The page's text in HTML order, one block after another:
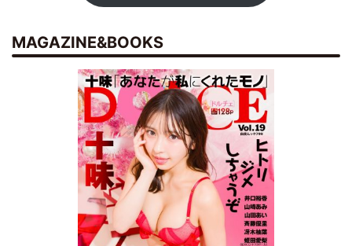
MAGAZINE&BOOKS